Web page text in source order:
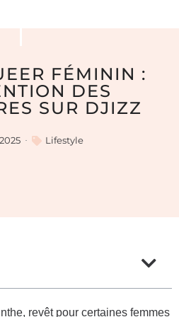
FÉMININ :
DES
SUR DJIZZ
Lifestyle
revêt pour certaines femmes